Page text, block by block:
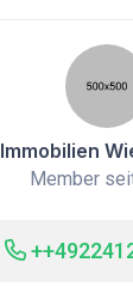
Immobilien
Member